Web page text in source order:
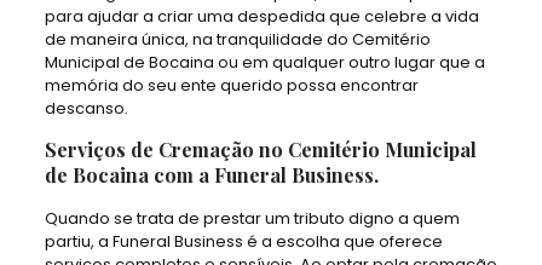
para ajudar a criar uma despedida que celebre a vida
de maneira única, na tranquilidade do Cemitério
Municipal de Bocaina ou em qualquer outro lugar que a
memória do seu ente querido possa encontrar
descanso.
Serviços de Cremação no Cemitério Municipal
de Bocaina com a Funeral Business.
Quando se trata de prestar um tributo digno a quem
partiu, a Funeral Business é a escolha que oferece